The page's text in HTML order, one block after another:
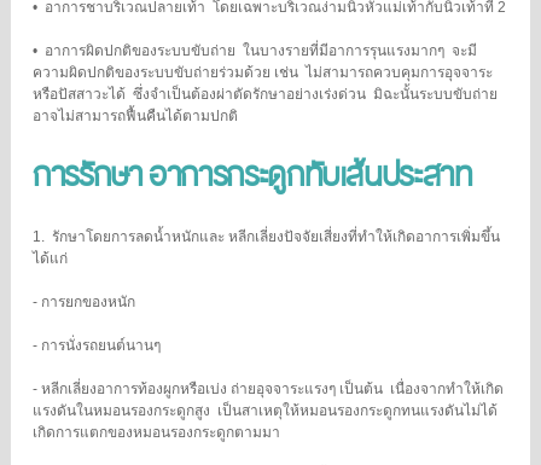
• อาการชาบริเวณปลายเท้า โดยเฉพาะบริเวณง่ามนิ้วหัวแม่เท้ากับนิ้วเท้าที่ 2
• อาการผิดปกติของระบบขับถ่าย ในบางรายที่มีอาการรุนแรงมากๆ จะมี
ความผิดปกติของระบบขับถ่ายร่วมด้วย เช่น ไม่สามารถควบคุมการอุจจาระ
หรือปัสสาวะได้ ซึ่งจำเป็นต้องผ่าตัดรักษาอย่างเร่งด่วน มิฉะนั้นระบบขับถ่าย
อาจไม่สามารถฟื้นคืนได้ตามปกติ
การรักษา อาการกระดูกทับเส้นประสาท
1. รักษาโดยการลดน้ำหนักและ หลีกเลี่ยงปัจจัยเสี่ยงที่ทำให้เกิดอาการเพิ่มขึ้น
ได้แก่
- การยกของหนัก
- การนั่งรถยนต์นานๆ
- หลีกเลี่ยงอาการท้องผูกหรือเบ่ง ถ่ายอุจจาระแรงๆ เป็นต้น เนื่องจากทำให้เกิด
แรงดันในหมอนรองกระดูกสูง เป็นสาเหตุให้หมอนรองกระดูกทนแรงดันไม่ได้
เกิดการแตกของหมอนรองกระดูกตามมา